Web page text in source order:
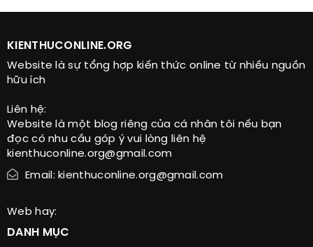
KIENTHUCONLINE.ORG
Website là sự tổng hợp kiến thức online từ nhiều nguồn
hữu ích
Liên hệ:
Website là một blog riêng của cá nhân tôi nếu bạn
đọc có nhu cầu góp ý vui lòng liên hệ
kienthuconline.org@gmail.com
Email: kienthuconline.org@gmail.com
Web hay:
DANH MỤC